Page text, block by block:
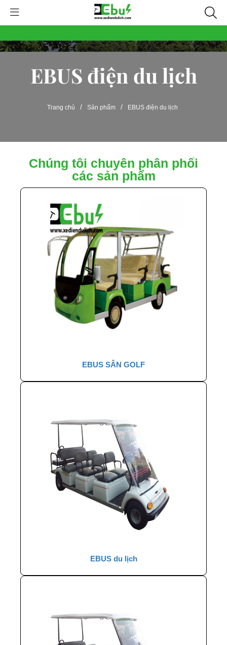
EBUS điện du lịch
Trang chủ / Sản phẩm / EBUS điện du lịch
Chúng tôi chuyên phân phối
các sản phẩm
EBUS SÂN GOLF
EBUS du lịch